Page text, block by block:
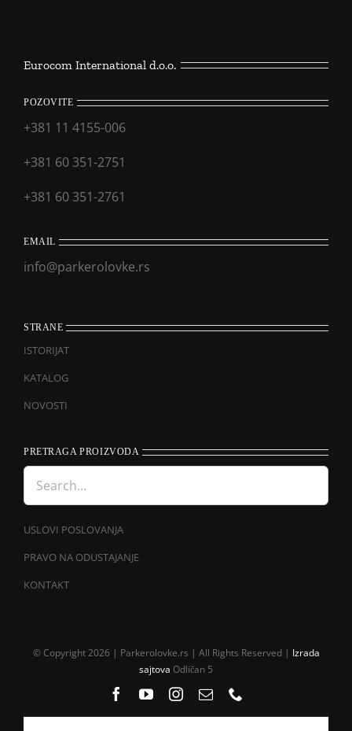
Eurocom International d.o.o.
POZOVITE
+381 11 4155-006
+381 60 351-2751
+381 60 351-2761
EMAIL
info@parkerolovke.rs
STRANE
ISTORIJAT
KATALOG
NOVOSTI
PRETRAGA PROIZVODA
USLOVI POSLOVANJA
PRAVO NA ODUSTAJANJE
KONTAKT
© Copyright 2026 | Parkerolovke.rs | All Rights Reserved | Izrada
sajtova Odličan 5